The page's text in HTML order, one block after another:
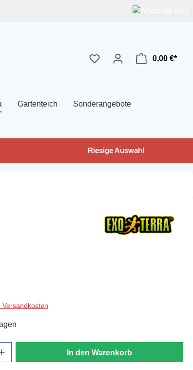
0,00 €*
Gartenteich Sonderangebote
Riesige Auswahl
Versandkosten
In den Warenkorb